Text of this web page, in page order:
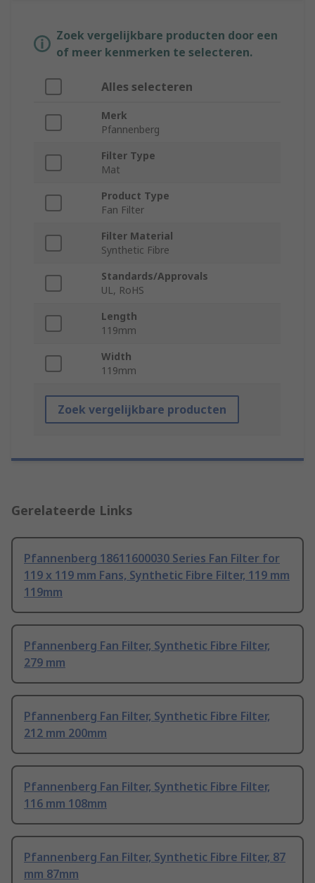
Zoek vergelijkbare producten door een
of meer kenmerken te selecteren.
Alles selecteren
Merk
Pfannenberg
Filter Type
Mat
Product Type
Fan Filter
Filter Material
Synthetic Fibre
Standards/Approvals
UL, RoHS
Length
119mm
Width
119mm
Zoek vergelijkbare producten
Gerelateerde Links
Pfannenberg 18611600030 Series Fan Filter for
119 x 119 mm Fans, Synthetic Fibre Filter, 119 mm
119mm
Pfannenberg Fan Filter, Synthetic Fibre Filter,
279 mm
Pfannenberg Fan Filter, Synthetic Fibre Filter,
212 mm 200mm
Pfannenberg Fan Filter, Synthetic Fibre Filter,
116 mm 108mm
Pfannenberg Fan Filter, Synthetic Fibre Filter, 87
mm 87mm